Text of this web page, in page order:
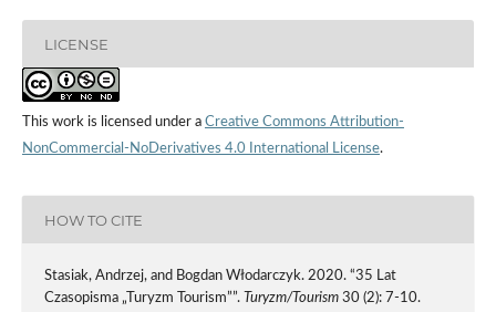
LICENSE
This work is licensed under a Creative Commons Attribution-
NonCommercial-NoDerivatives 4.0 International License.
HOW TO CITE
Stasiak, Andrzej, and Bogdan Włodarczyk. 2020. “35 Lat
Czasopisma „Turyzm Tourism””. Turyzm/Tourism30 (2): 7-10.